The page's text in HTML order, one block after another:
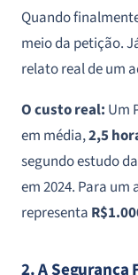
Quando
meio da petição.
relato real de um
O custo real: Um
em média,2,5
segundo estudo
em 2024. Para um
representa
2. A Segurança